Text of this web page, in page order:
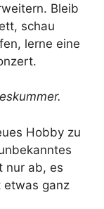
Bleib
schau
lerne eine
Hobby zu
nur ab, es
etwas ganz